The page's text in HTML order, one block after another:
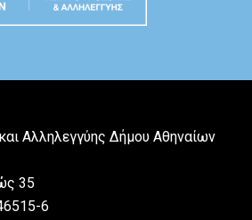
Αλληλεγγύης Δήμου Αθηναίων
35
6